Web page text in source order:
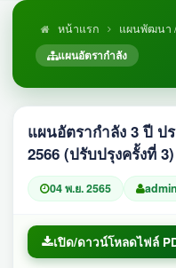
หน้าแรก
แผนพัฒนา
แผนอัตรากำลัง
แผนอัตรากำลัง 3 ปี ป
2566 (ปรับปรุงครั้งที่ 3)
04 พ.ย. 2565
เปิด/ดาวน์โหลดไฟล์